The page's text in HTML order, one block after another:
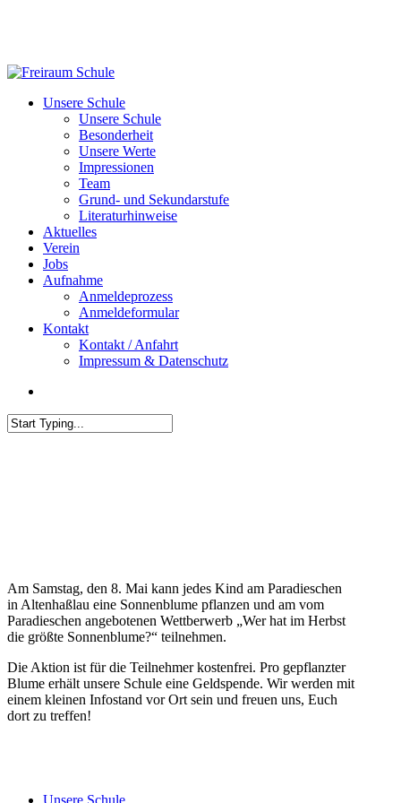
content
Menu
Unsere Schule
Unsere Schule
Besonderheit
Unsere Werte
Impressionen
Team
Grund- und Sekundarstufe
Literaturhinweise
Aktuelles
Verein
Jobs
Aufnahme
Anmeldeprozess
Anmeldeformular
Kontakt
Kontakt / Anfahrt
Impressum & Datenschutz
Am Samstag, den 8. Mai kann jedes Kind am Paradieschen
in Altenhaßlau eine Sonnenblume pflanzen und am vom
Paradieschen angebotenen Wettberwerb „Wer hat im Herbst
die größte Sonnenblume?“ teilnehmen.
Die Aktion ist für die Teilnehmer kostenfrei. Pro gepflanzter
Blume erhält unsere Schule eine Geldspende. Wir werden mit
einem kleinen Infostand vor Ort sein und freuen uns, Euch
dort zu treffen!
Close